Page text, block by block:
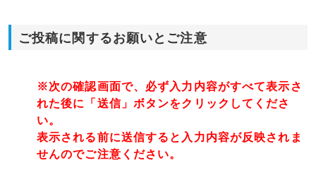
ご投稿に関するお願いとご注意
※次の確認画面で、必ず入力内容がすべて表示さ
れた後に「送信」ボタンをクリックしてくださ
い。
表示される前に送信すると入力内容が反映されま
せんのでご注意ください。